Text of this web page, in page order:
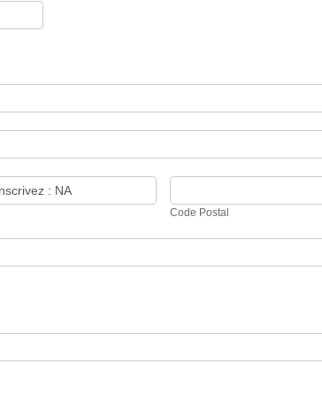
Code
Code Postal